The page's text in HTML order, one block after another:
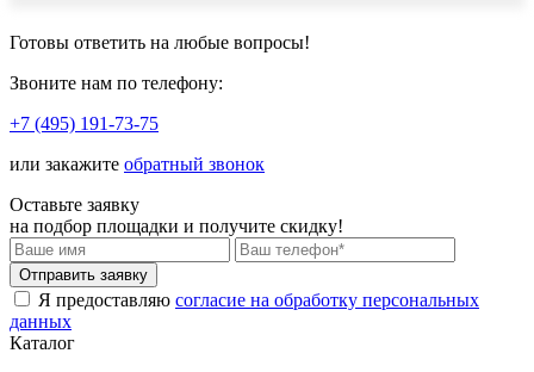
Готовы ответить на любые вопросы!
Звоните нам по телефону:
+7 (495) 191-73-75
или закажите обратный звонок
Оставьте заявку
на подбор площадки и получите скидку!
Я предоставляю согласие на обработку персональных
данных
Каталог